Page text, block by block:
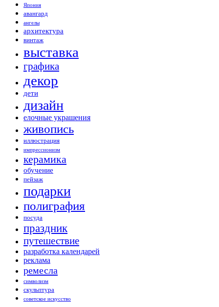
Япония
авангард
ангелы
архитектура
винтаж
выставка
графика
декор
дети
дизайн
елочные украшения
живопись
иллюстрация
импрессионизм
керамика
обучение
пейзаж
подарки
полиграфия
посуда
праздник
путешествие
разработка календарей
реклама
ремесла
символизм
скульптура
советское искусство